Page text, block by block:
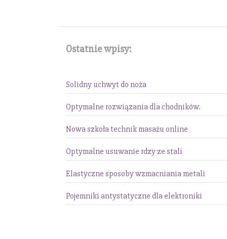
Ostatnie wpisy:
Solidny uchwyt do noża
Optymalne rozwiązania dla chodników.
Nowa szkoła technik masażu online
Optymalne usuwanie rdzy ze stali
Elastyczne sposoby wzmacniania metali
Pojemniki antystatyczne dla elektroniki